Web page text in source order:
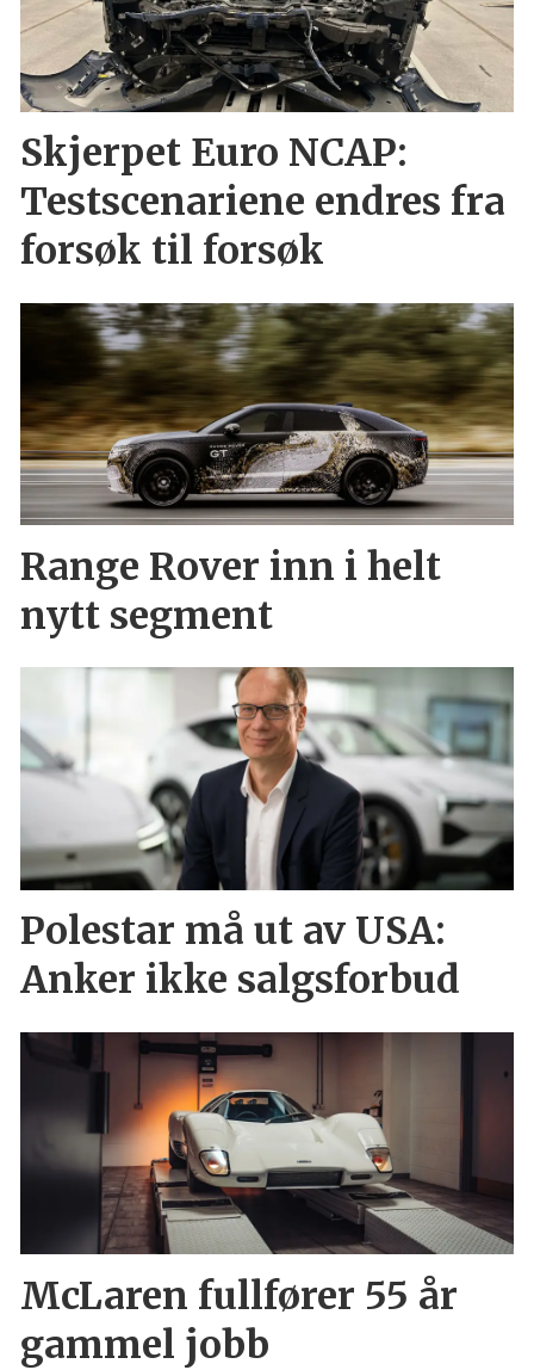
Skjerpet Euro NCAP:
Testscenariene endres fra
forsøk til forsøk
Range Rover inn i helt
nytt segment
Polestar må ut av USA:
Anker ikke salgsforbud
McLaren fullfører 55 år
gammel jobb